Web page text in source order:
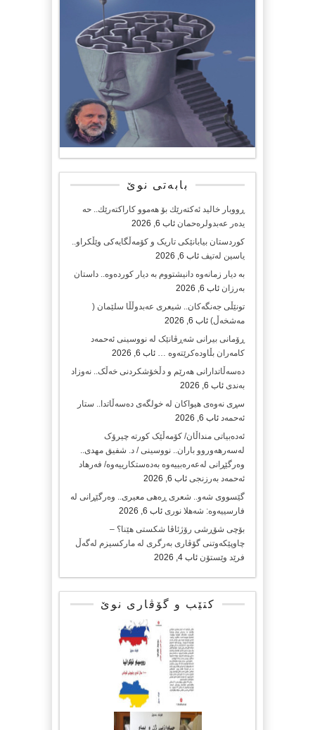
بابەتی نوێ
ڕووبار خالید ئەكتەرێك بۆ هەموو كاراكتەرێك.. حه
یدەر عەبدولرەحمان ئاب 6, 2026
کوردستان بیابانێکی تاریک و کۆمەڵگایەکی وێڵکراو..
یاسین لەتیف ئاب 6, 2026
بە دیار زمانەوە دانیشتووم بە دیار کوردەوە.. داستان
بەرزان ئاب 6, 2026
تونێڵی جەنگەکان.. شیعری عەبدوڵڵا سلێمان (
مەشخەڵ) ئاب 6, 2026
ڕۆمانی بیرانی شەڕڤانێک لە نووسینی ئەحمەد
کامەران بڵاودەکرێتەوە …
ئاب 6, 2026
دەسەڵاتدارانی هەرێم و دڵخۆشکردنی خەڵک.. نەوزاد
بەندی ئاب 6, 2026
سڕی نەوەی هیواکان لە خولگەی دەسەڵاتدا.. ستار
ئەحمەد ئاب 6, 2026
ئەدەبیاتی منداڵان/ کۆمەڵێک کورتە چیرۆک
لەسەر‌هەوروو باران.. نووسینی / د. شفیق‌ مهدی..
وەرگێڕانی لەعەرەبییەوە بەدەستکارییەوە/ فەرهاد
ئەحمەد بەرزنجی ئاب 6, 2026
گێسووی شەو.. شعری ڕەهی معیری.. وەرگێڕانی لە
فارسییەوە: شەهلا نوری ئاب 6, 2026
بۆچی شۆڕشی رۆژئاڤا شکستی هێنا؟ –
چاوپێکەوتنی گۆڤاری بەرگری لە مارکسیزم لەگەڵ
فرێد وێستۆن ئاب 4, 2026
کتێب و گۆڤاری نوێ